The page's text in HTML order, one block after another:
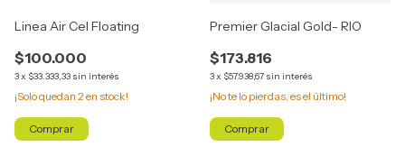
Linea Air Cel Floating
$100.000
3x $33.333,33 sin interés
¡Solo quedan 2en stock!
Comprar
Premier Glacial Gold- RIO
$173.816
3x $57.938,67 sin interés
¡No te lo pierdas, es el último!
Comprar